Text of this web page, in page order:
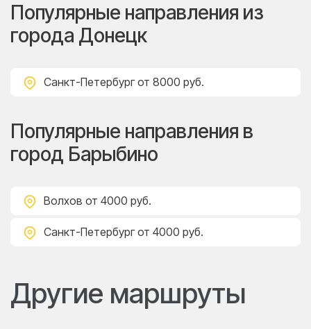
Популярные направления из
города Донецк
Санкт-Петербург от 8000 руб.
Популярные направления в
город Барыбино
Волхов от 4000 руб.
Санкт-Петербург от 4000 руб.
Другие маршруты